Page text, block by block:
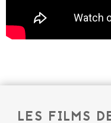
LES FILMS